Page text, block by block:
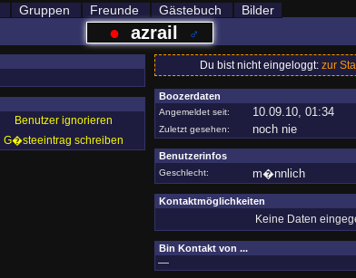
Gruppen Freunde Gästebuch Bilder
● azrail ♂
Benutzer ignorieren
G�steeintrag schreiben
Du bist nicht eingeloggt: zur
Boozerdaten
Angemeldet seit: 10.09.10, 01:34
Zuletzt gesehen: noch nie
Benutzerinfos
Geschlecht: m�nnlich
Kontaktmöglichkeiten
Keine Daten
Bin Kontakt von ...
—